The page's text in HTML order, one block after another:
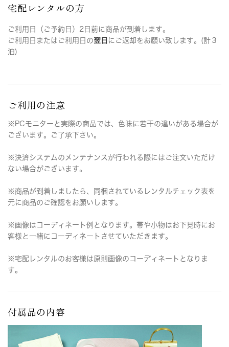
宅配レンタルの方
ご利用日（ご予約日）2日前に商品が到着します。
ご利用日またはご利用日の翌日 にご返却をお願い致します。(計３
泊)
ご利用の注意
※PCモニターと実際の商品では、色味に若干の違いがある場合が
ございます。ご了承下さい。
※決済システムのメンテナンスが行われる際にはご注文いただけ
ない場合がございます。
※商品が到着しましたら、同梱されているレンタルチェック表を
元に商品のご確認をお願いします。
※画像はコーディネート例となります。帯や小物はお下見時にお
客様と一緒にコーディネートさせていただきます。
※宅配レンタルのお客様は原則画像のコーディネートとなりま
す。
付属品の内容